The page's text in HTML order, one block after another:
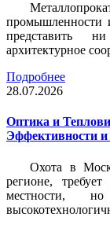
промышленности
представить
архитектурное
Подробнее
28.07.2026
Оптика и
Эффективности и
Охота в
регионе,
местности,